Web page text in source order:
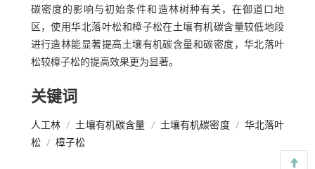
碳密度的影响与初始条件和造林树种有关，在御道口地
区，使用华北落叶松和樟子松在土壤有机碳含量较低地段
进行造林能显著提高土壤有机碳含量和碳密度，华北落叶
松较樟子松的提高效果更为显著。
关键词
人工林 / 土壤有机碳含量 / 土壤有机碳密度 / 华北落叶
松 / 樟子松